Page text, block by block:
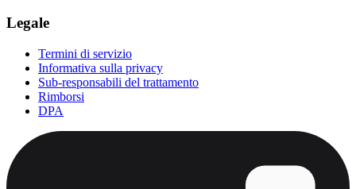
Legale
Termini di servizio
Informativa sulla privacy
Sub-responsabili del trattamento
Rimborsi
DPA